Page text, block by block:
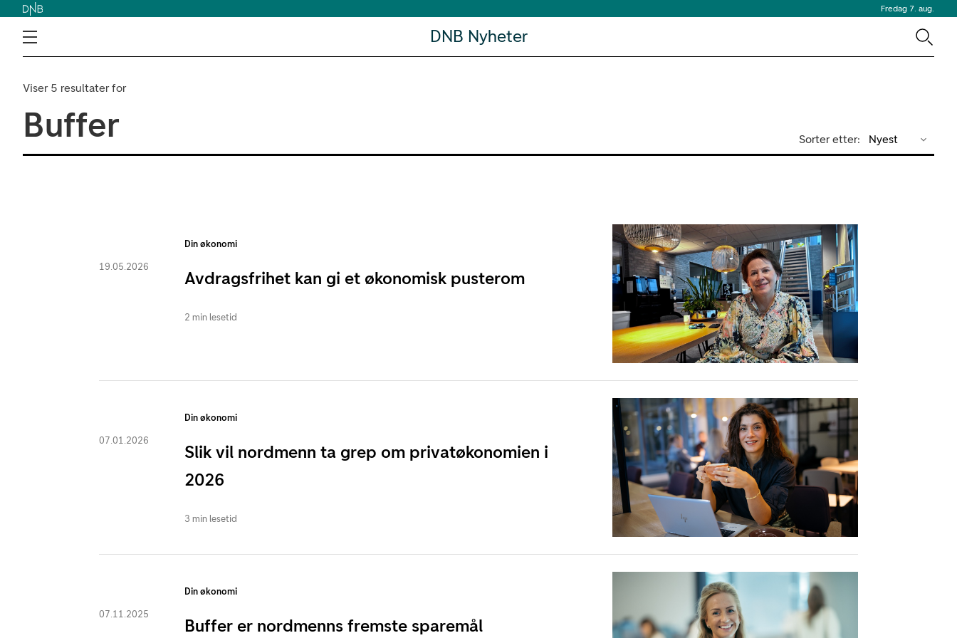
Fredag 7. aug.
DNB Nyheter
Viser 5 resultater for
Buffer Sorter etter: Nyest
Din økonomi
Avdragsfrihet kan gi et økonomisk pusterom
2 min lesetid
19.05.2026
Din økonomi
Slik vil nordmenn ta grep om privatøkonomien i
2026
3 min lesetid
07.01.2026
Din økonomi
Buffer er nordmenns fremste sparemål
07.11.2025